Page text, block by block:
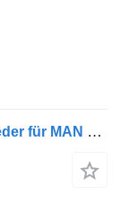
Sachs 731700004143 Fahrerhaus Luftfeder für MAN TGX XXL Euro5 LKW